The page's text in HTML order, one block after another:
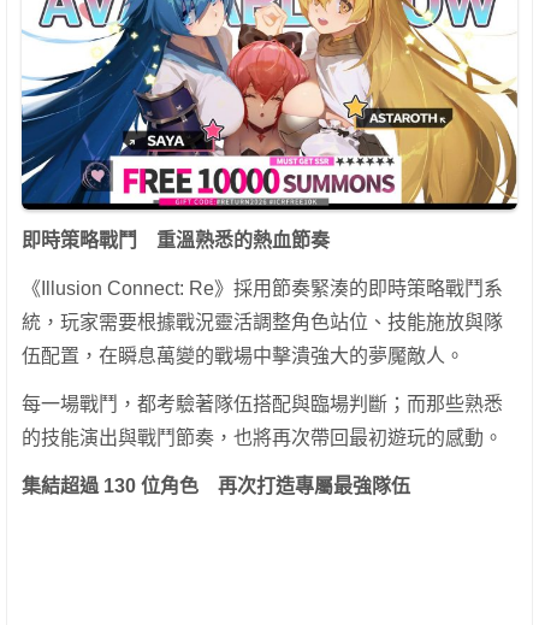
即時策略戰鬥 重溫熟悉的熱血節奏
《Illusion Connect: Re》採用節奏緊湊的即時策略戰鬥系
統，玩家需要根據戰況靈活調整角色站位、技能施放與隊
伍配置，在瞬息萬變的戰場中擊潰強大的夢魘敵人。
每一場戰鬥，都考驗著隊伍搭配與臨場判斷；而那些熟悉
的技能演出與戰鬥節奏，也將再次帶回最初遊玩的感動。
集結超過 130 位角色 再次打造專屬最強隊伍